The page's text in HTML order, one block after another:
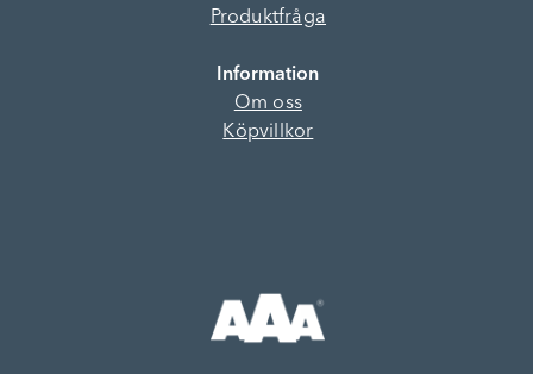
Produktfråga
Information
Om oss
Köpvillkor